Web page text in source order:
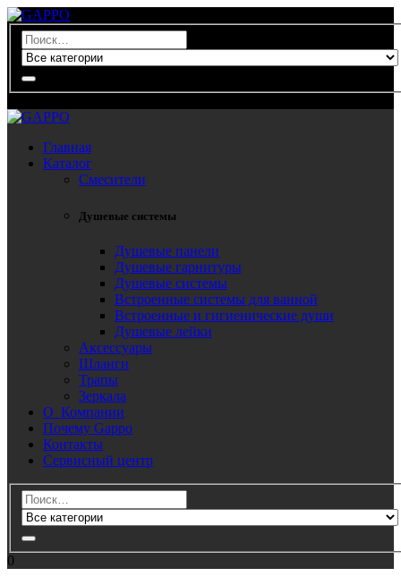
Главная
Каталог
Смесители
Душевые системы
Душевые панели
Душевые гарнитуры
Душевые системы
Встроенные системы для ванной
Встроенные и гигиенические души
Душевые лейки
Аксессуары
Шланги
Трапы
Зеркала
О Компании
Почему Gappo
Контакты
Сервисный центр
0